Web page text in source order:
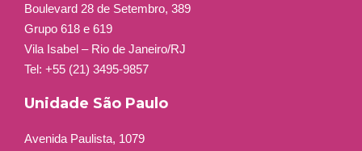
Boulevard 28 de Setembro, 389
Grupo 618 e 619
Vila Isabel – Rio de Janeiro/RJ
Tel: +55 (21) 3495-9857
Unidade São Paulo
Avenida Paulista, 1079